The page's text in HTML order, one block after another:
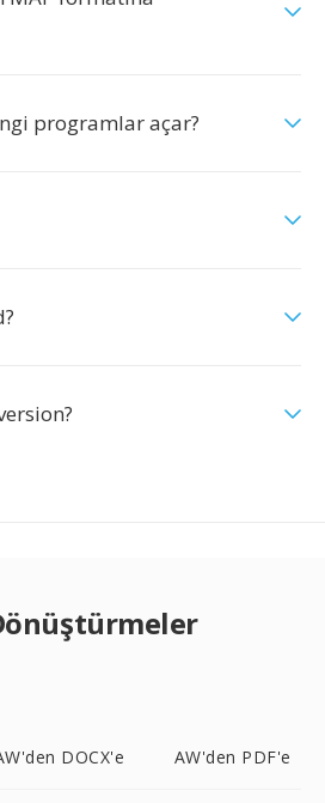
programlar açar?
DOCX'e AW'den PDF'e